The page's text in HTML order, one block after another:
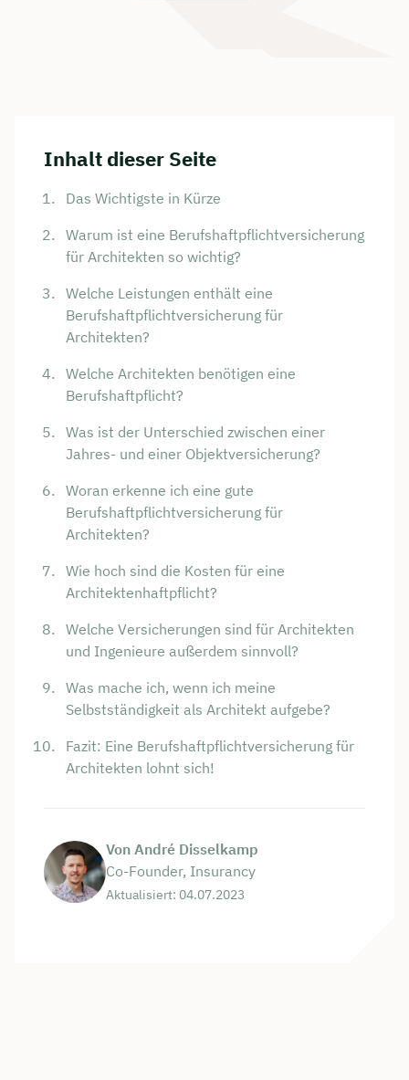
Inhalt dieser Seite
Das Wichtigste in Kürze
Warum ist eine Berufshaftpflichtversicherung
für Architekten so wichtig?
Welche Leistungen enthält eine
Berufshaftpflichtversicherung für
Architekten?
Welche Architekten benötigen eine
Berufshaftpflicht?
Was ist der Unterschied zwischen einer
Jahres- und einer Objektversicherung?
Woran erkenne ich eine gute
Berufshaftpflichtversicherung für
Architekten?
Wie hoch sind die Kosten für eine
Architektenhaftpflicht?
Welche Versicherungen sind für Architekten
und Ingenieure außerdem sinnvoll?
Was mache ich, wenn ich meine
Selbstständigkeit als Architekt aufgebe?
Fazit: Eine Berufshaftpflichtversicherung für
Architekten lohnt sich!
Von André Disselkamp
Co-Founder, Insurancy
Aktualisiert: 04.07.2023